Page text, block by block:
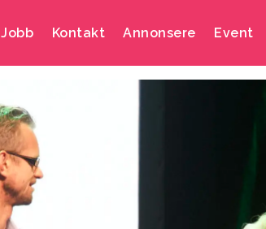
Jobb Kontakt Annonsere Event